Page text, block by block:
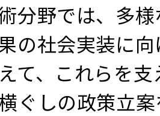
分野では、多
の社会実装に
て、これらを
しの政策立案